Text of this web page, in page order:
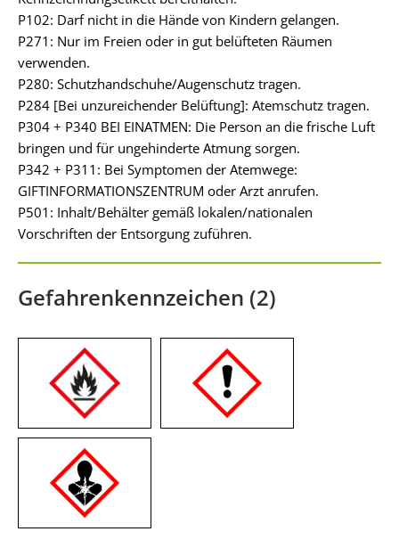
P102: Darf nicht in die Hände von Kindern gelangen.
P271: Nur im Freien oder in gut belüfteten Räumen
verwenden.
P280: Schutzhandschuhe/Augenschutz tragen.
P284 [Bei unzureichender Belüftung]: Atemschutz tragen.
P304 + P340 BEI EINATMEN: Die Person an die frische Luft
bringen und für ungehinderte Atmung sorgen.
P342 + P311: Bei Symptomen der Atemwege:
GIFTINFORMATIONSZENTRUM oder Arzt anrufen.
P501: Inhalt/Behälter gemäß lokalen/nationalen
Vorschriften der Entsorgung zuführen.
Gefahrenkennzeichen (2)